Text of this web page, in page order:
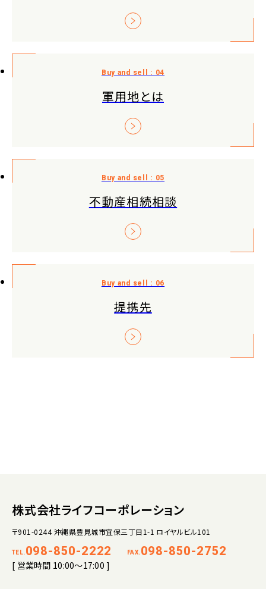
軍用地とは
不動産相続相談
提携先
株式会社ライフコーポレーション
〒901-0244 沖縄県豊見城市宜保三丁目1-1 ロイヤルビル101
TEL. 098-850-2222 FAX. 098-850-2752
[ 営業時間 10:00～17:00 ]